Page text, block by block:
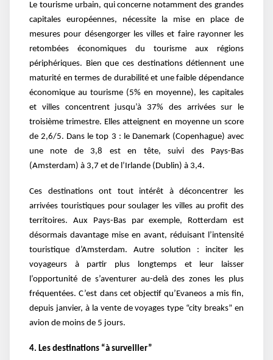
Le tourisme urbain, qui concerne notamment des grandes
capitales européennes, nécessite la mise en place de
mesures pour désengorger les villes et faire rayonner les
retombées économiques du tourisme aux régions
périphériques. Bien que ces destinations détiennent une
maturité en termes de durabilité et une faible dépendance
économique au tourisme (5% en moyenne), les capitales
et villes concentrent jusqu’à 37% des arrivées sur le
troisième trimestre. Elles atteignent en moyenne un score
de 2,6/5. Dans le top 3 : le Danemark (Copenhague) avec
une note de 3,8 est en tête, suivi des Pays-Bas
(Amsterdam) à 3,7 et de l’Irlande (Dublin) à 3,4.
Ces destinations ont tout intérêt à déconcentrer les
arrivées touristiques pour soulager les villes au profit des
territoires. Aux Pays-Bas par exemple, Rotterdam est
désormais davantage mise en avant, réduisant l’intensité
touristique d’Amsterdam. Autre solution : inciter les
voyageurs à partir plus longtemps et leur laisser
l’opportunité de s’aventurer au-delà des zones les plus
fréquentées. C’est dans cet objectif qu’Evaneos a mis fin,
depuis janvier, à la vente de voyages type “city breaks” en
avion de moins de 5 jours.
4. Les destinations “à surveiller”